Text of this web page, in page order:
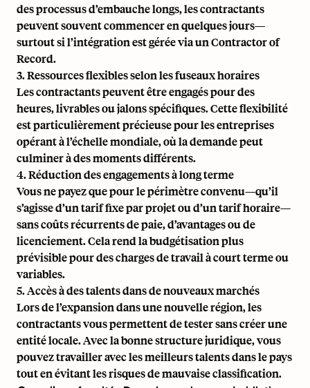
des processus d’embauche longs, les contractants
peuvent souvent commencer en quelques jours—
surtout si l’intégration est gérée via unContractor of
Record.
3. Ressources flexibles selon les fuseaux horaires
Les contractants peuvent être engagés pour des
heures, livrables ou jalons spécifiques. Cette flexibilité
est particulièrement précieuse pour les entreprises
opérant à l’échelle mondiale, où la demande peut
culminer à des moments différents.
4. Réduction des engagements à long terme
Vous ne payez que pour le périmètre convenu—qu’il
s’agisse d’un tarif fixe par projet ou d’un tarif horaire—
sans coûts récurrents de paie, d’avantages ou de
licenciement. Cela rend la budgétisation plus
prévisible pour des charges de travail à court terme ou
variables.
5. Accès à des talents dans de nouveaux marchés
Lors de l’expansion dans une nouvelle région, les
contractants vous permettent de tester sans créer une
entité locale. Avec la bonne structure juridique, vous
pouvez travailler avec les meilleurs talents dans le pays
tout enévitant les risques de mauvaise classification.